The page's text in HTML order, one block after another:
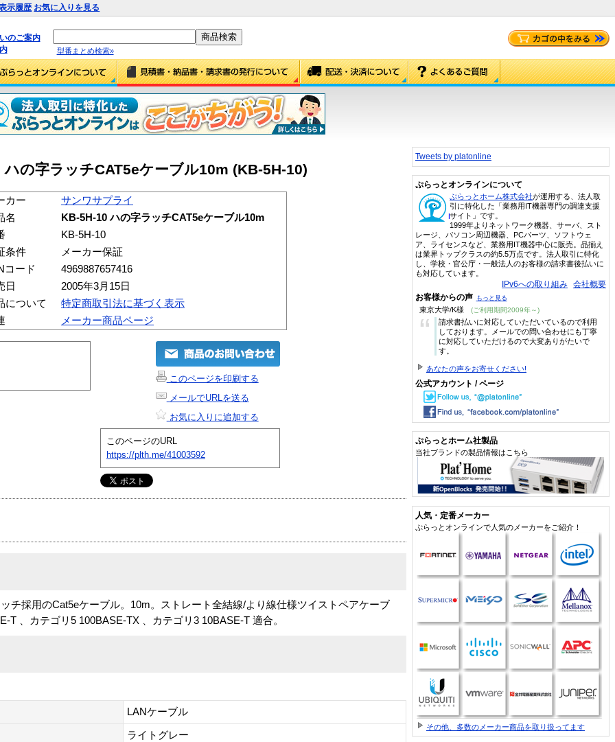
示履歴 お気に入りを見る
のご案内
型番まとめ検索»
の字ラッチCAT5eケーブル10m (KB-5H-10)
カー
サンワサプライ
名
KB-5H-10 ハの字ラッチCAT5eケーブル10m
KB-5H-10
条件
メーカー保証
コード
4969887657416
日
2005年3月15日
について
特定商取引法に基づく表示
メーカー商品ページ
このページを印刷する
メールでURLを送る
お気に入りに追加する
このページのURL
https://plth.me/41003592
チ採用のCat5eケーブル。10m。ストレート全結線/より線仕様ツイストペアケーブ
T 、カテゴリ5 100BASE-TX 、カテゴリ3 10BASE-T 適合。
LANケーブル
ライトグレー
Tweets by platonline
ぷらっとオンラインについて
ぷらっとホーム株式会社が運用する、法人取
引に特化した「業務用IT機器専門の調達支援
サイト」です。
1999年よりネットワーク機器、サーバ、スト
レージ、パソコン周辺機器、PCパーツ、ソフトウェ
ア、ライセンスなど、業務用IT機器中心に販売。品揃え
は業界トップクラスの約5.5万点です。法人取引に特化
し、学校・官公庁・一般法人のお客様の請求書後払いに
も対応しています。
IPv6への取り組み 会社概要
お客様からの声 もっと見る
東京大学/K様 (ご利用期間2009年～)
“
請求書払いに対応していただいているので利用
しております。メールでの問い合わせにも丁寧
に対応していただけるので大変ありがたいで
す。
あなたの声をお寄せください!
公式アカウント / ページ
ぷらっとホーム社製品
当社ブランドの製品情報はこちら
人気・定番メーカー
ぷらっとオンラインで人気のメーカーをご紹介！
その他、多数のメーカー商品を取り扱ってます